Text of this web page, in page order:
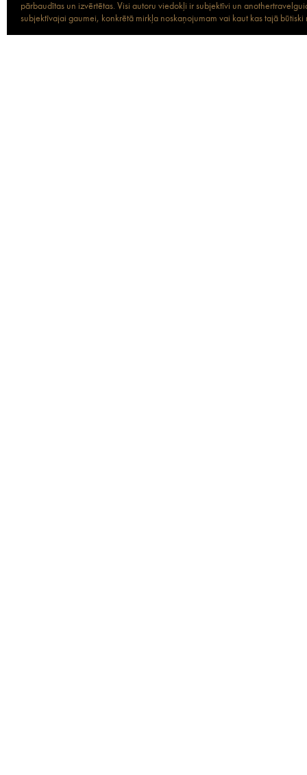
pārbaudītas un izvērtētas. Visi autoru viedokļi ir subjektīvi un
subjektīvajai gaumei, konkrētā mirkļa noskaņojumam vai kaut kas tajā